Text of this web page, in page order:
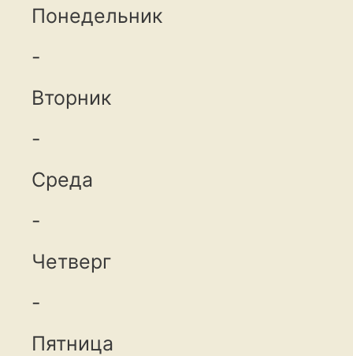
Понедельник
-
Вторник
-
Среда
-
Четверг
-
Пятница